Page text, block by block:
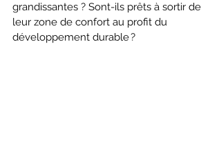
grandissantes ? Sont-ils prêts à sortir de
leur zone de confort au profit du
développement durable ?